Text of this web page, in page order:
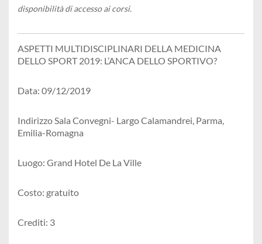
disponibilità di accesso ai corsi.
ASPETTI MULTIDISCIPLINARI DELLA MEDICINA
DELLO SPORT 2019: L’ANCA DELLO SPORTIVO?
Data: 09/12/2019
Indirizzo Sala Convegni- Largo Calamandrei, Parma,
Emilia-Romagna
Luogo: Grand Hotel De La Ville
Costo: gratuito
Crediti: 3